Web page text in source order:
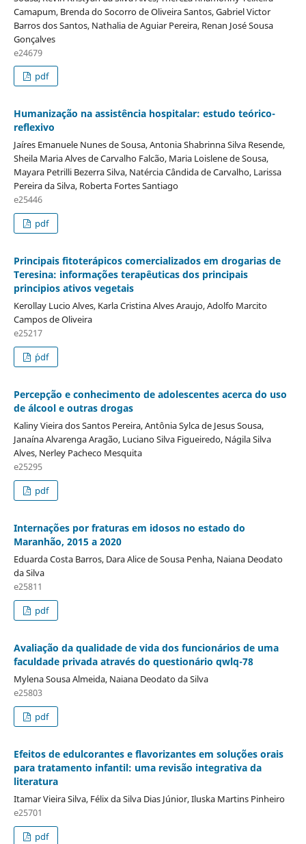
Camapum, Brenda do Socorro de Oliveira Santos, Gabriel Victor
Barros dos Santos, Nathalia de Aguiar Pereira, Renan José Sousa
Gonçalves
e24679
pdf
Humanização na assistência hospitalar: estudo teórico-
reflexivo
Jaíres Emanuele Nunes de Sousa, Antonia Shabrinna Silva Resende,
Sheila Maria Alves de Carvalho Falcão, Maria Loislene de Sousa,
Mayara Petrilli Bezerra Silva, Natércia Cândida de Carvalho, Larissa
Pereira da Silva, Roberta Fortes Santiago
e25446
pdf
Principais fitoterápicos comercializados em drogarias de
Teresina: informações terapêuticas dos principais
principios ativos vegetais
Kerollay Lucio Alves, Karla Cristina Alves Araujo, Adolfo Marcito
Campos de Oliveira
e25217
´pdf
Percepção e conhecimento de adolescentes acerca do uso
de álcool e outras drogas
Kaliny Vieira dos Santos Pereira, Antônia Sylca de Jesus Sousa,
Janaína Alvarenga Aragão, Luciano Silva Figueiredo, Nágila Silva
Alves, Nerley Pacheco Mesquita
e25295
pdf
Internações por fraturas em idosos no estado do
Maranhão, 2015 a 2020
Eduarda Costa Barros, Dara Alice de Sousa Penha, Naiana Deodato
da Silva
e25811
pdf
Avaliação da qualidade de vida dos funcionários de uma
faculdade privada através do questionário qwlq-78
Mylena Sousa Almeida, Naiana Deodato da Silva
e25803
pdf
Efeitos de edulcorantes e flavorizantes em soluções orais
para tratamento infantil: uma revisão integrativa da
literatura
Itamar Vieira Silva, Félix da Silva Dias Júnior, Iluska Martins Pinheiro
e25701
pdf